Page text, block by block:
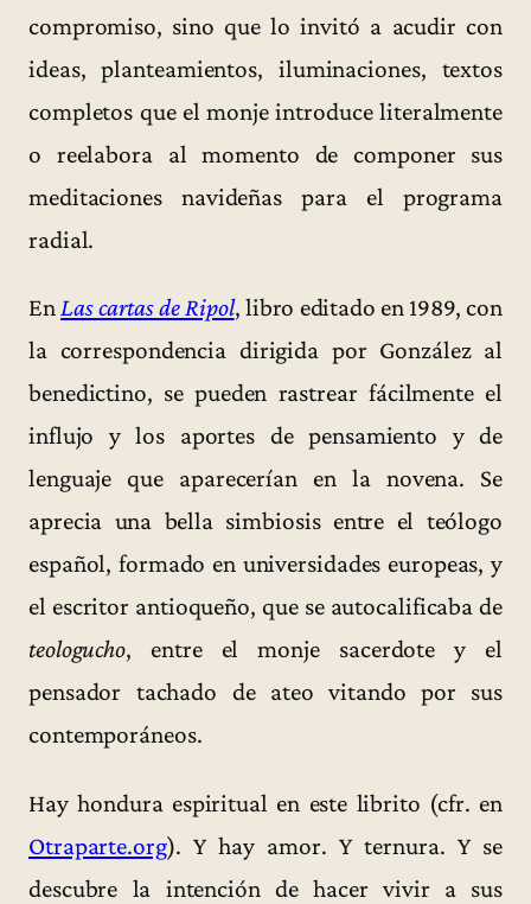
compromiso, sino que lo invitó a acudir con
ideas, planteamientos, iluminaciones, textos
completos que el monje introduce literalmente
o reelabora al momento de componer sus
meditaciones navideñas para el programa
radial.
EnLas cartas de Ripol, libro editado en 1989, con
la correspondencia dirigida por González al
benedictino, se pueden rastrear fácilmente el
influjo y los aportes de pensamiento y de
lenguaje que aparecerían en la novena. Se
aprecia una bella simbiosis entre el teólogo
español, formado en universidades europeas, y
el escritor antioqueño, que se autocalificaba de
teologucho, entre el monje sacerdote y el
pensador tachado de ateo vitando por sus
contemporáneos.
Hay hondura espiritual en este librito (cfr. en
Otraparte.org). Y hay amor. Y ternura. Y se
descubre la intención de hacer vivir a sus